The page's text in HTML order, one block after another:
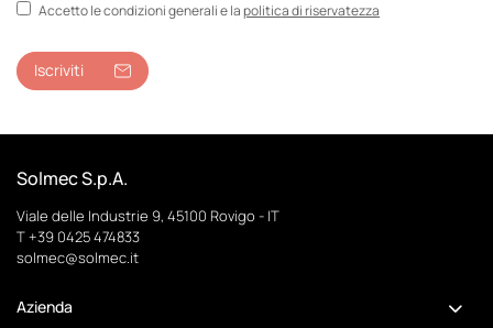
Accetto le condizioni generali e lapolitica di riservatezza
Iscriviti
Solmec S.p.A.
Viale delle Industrie 9, 45100 Rovigo - IT
T+39 0425 474833
solmec@solmec.it
Azienda